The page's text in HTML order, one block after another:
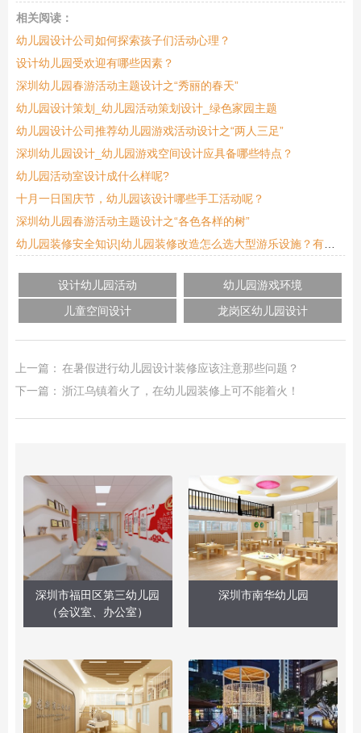
相关阅读：
幼儿园设计公司如何探索孩子们活动心理？
设计幼儿园受欢迎有哪些因素？
深圳幼儿园春游活动主题设计之“秀丽的春天”
幼儿园设计策划_幼儿园活动策划设计_绿色家园主题
幼儿园设计公司推荐幼儿园游戏活动设计之“两人三足”
深圳幼儿园设计_幼儿园游戏空间设计应具备哪些特点？
幼儿园活动室设计成什么样呢?
十月一日国庆节，幼儿园该设计哪些手工活动呢？
深圳幼儿园春游活动主题设计之“各色各样的树”
幼儿园装修安全知识|幼儿园装修改造怎么选大型游乐设施？有哪些好处？
设计幼儿园活动
幼儿园游戏环境
儿童空间设计
龙岗区幼儿园设计
上一篇： 在暑假进行幼儿园设计装修应该注意那些问题？
下一篇： 浙江乌镇着火了，在幼儿园装修上可不能着火！
深圳市福田区第三幼儿园
（会议室、办公室）
深圳市南华幼儿园